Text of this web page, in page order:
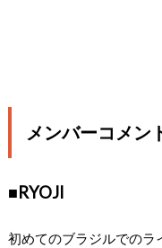
メンバーコメン
■RYOJI
初めてのブラジルでのラ